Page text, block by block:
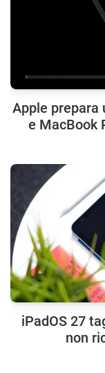
Apple prepara
e MacBook
iPadOS 27
non